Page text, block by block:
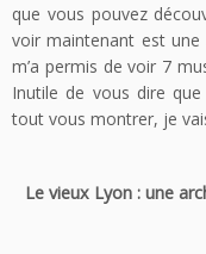
que vous pouvez
voir maintenant est une
m’a permis de voir 7
Inutile de vous dire
tout vous montrer, je
Le vieux Lyon : une